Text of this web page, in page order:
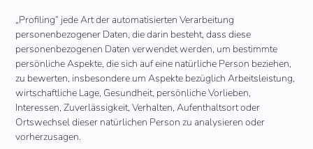
„Profiling“ jede Art der automatisierten Verarbeitung
personenbezogener Daten, die darin besteht, dass diese
personenbezogenen Daten verwendet werden, um bestimmte
persönliche Aspekte, die sich auf eine natürliche Person beziehen,
zu bewerten, insbesondere um Aspekte bezüglich Arbeitsleistung,
wirtschaftliche Lage, Gesundheit, persönliche Vorlieben,
Interessen, Zuverlässigkeit, Verhalten, Aufenthaltsort oder
Ortswechsel dieser natürlichen Person zu analysieren oder
vorherzusagen.